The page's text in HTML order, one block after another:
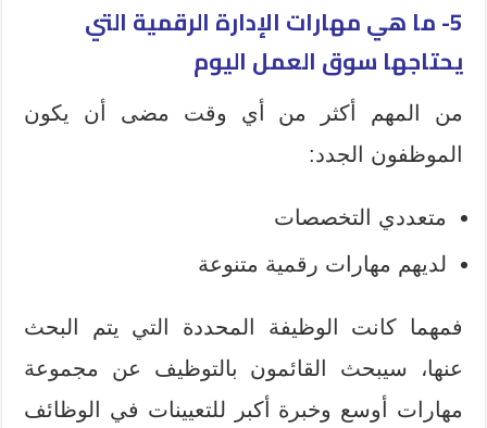
5- ما هي مهارات الإدارة الرقمية التي
يحتاجها سوق العمل اليوم
من المهم أكثر من أي وقت مضى أن يكون
الموظفون الجدد:
متعددي التخصصات
لديهم مهارات رقمية متنوعة
فمهما كانت الوظيفة المحددة التي يتم البحث
عنها، سيبحث القائمون بالتوظيف عن مجموعة
مهارات أوسع وخبرة أكبر للتعيينات في الوظائف